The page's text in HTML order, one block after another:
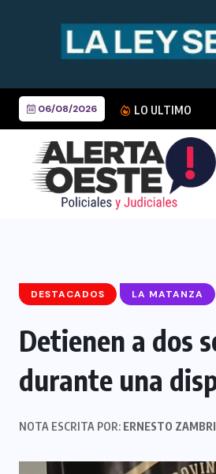
06/08/2026 LO ULTIMO
DESTACADOS LA MATANZA
Detienen a dos
durante una
NOTA ESCRITA POR: ERNESTO